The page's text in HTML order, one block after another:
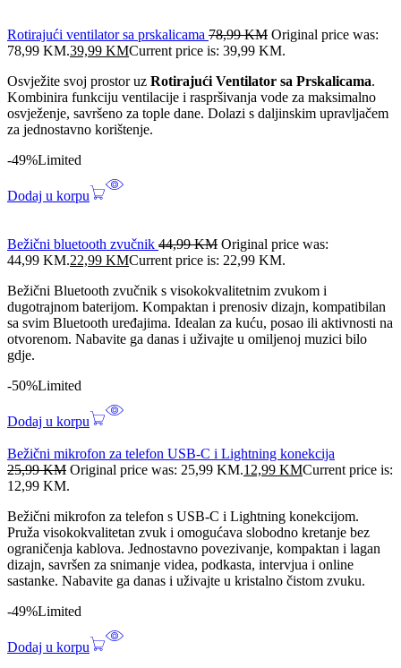
Rotirajući ventilator sa prskalicama 78,99KM Original price was:
78,99 KM.39,99 KMCurrent price is: 39,99 KM.
Osvježite svoj prostor uz Rotirajući Ventilator sa Prskalicama.
Kombinira funkciju ventilacije i raspršivanja vode za maksimalno
osvježenje, savršeno za tople dane. Dolazi s daljinskim upravljačem
za jednostavno korištenje.
-49%Limited
Dodaj u korpu
Bežični bluetooth zvučnik 44,99KM Original price was:
44,99 KM.22,99 KMCurrent price is: 22,99 KM.
Bežični Bluetooth zvučnik s visokokvalitetnim zvukom i
dugotrajnom baterijom. Kompaktan i prenosiv dizajn, kompatibilan
sa svim Bluetooth uređajima. Idealan za kuću, posao ili aktivnosti na
otvorenom. Nabavite ga danas i uživajte u omiljenoj muzici bilo
gdje.
-50%Limited
Dodaj u korpu
Bežični mikrofon za telefon USB-C i Lightning konekcija
25,99KM Original price was: 25,99 KM.12,99 KMCurrent price is:
12,99 KM.
Bežični mikrofon za telefon s USB-C i Lightning konekcijom.
Pruža visokokvalitetan zvuk i omogućava slobodno kretanje bez
ograničenja kablova. Jednostavno povezivanje, kompaktan i lagan
dizajn, savršen za snimanje videa, podkasta, intervjua i online
sastanke. Nabavite ga danas i uživajte u kristalno čistom zvuku.
-49%Limited
Dodaj u korpu